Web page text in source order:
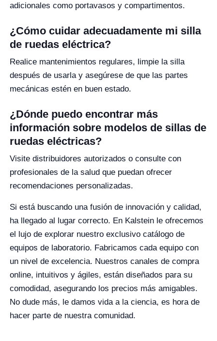
adicionales como portavasos y compartimentos.
¿Cómo cuidar adecuadamente mi silla
de ruedas eléctrica?
Realice mantenimientos regulares, limpie la silla
después de usarla y asegúrese de que las partes
mecánicas estén en buen estado.
¿Dónde puedo encontrar más
información sobre modelos de sillas de
ruedas eléctricas?
Visite distribuidores autorizados o consulte con
profesionales de la salud que puedan ofrecer
recomendaciones personalizadas.
Si está buscando una fusión de innovación y calidad,
ha llegado al lugar correcto. En Kalstein le ofrecemos
el lujo de explorar nuestro exclusivo catálogo de
equipos de laboratorio. Fabricamos cada equipo con
un nivel de excelencia. Nuestros canales de compra
online, intuitivos y ágiles, están diseñados para su
comodidad, asegurando los precios más amigables.
No dude más, le damos vida a la ciencia, es hora de
hacer parte de nuestra comunidad.